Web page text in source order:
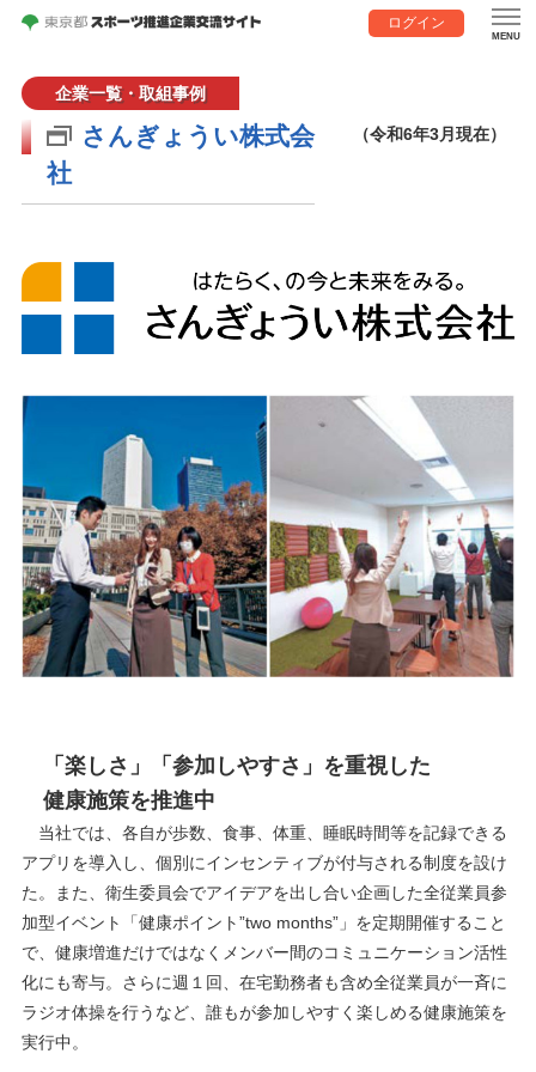
ログイン
企業一覧・取組事例
さんぎょうい株式会
社
（令和6年3月現在）
「楽しさ」「参加しやすさ」を重視した
健康施策を推進中
当社では、各自が歩数、食事、体重、睡眠時間等を記録できる
アプリを導入し、個別にインセンティブが付与される制度を設け
た。また、衛生委員会でアイデアを出し合い企画した全従業員参
加型イベント「健康ポイント”two months”」を定期開催すること
で、健康増進だけではなくメンバー間のコミュニケーション活性
化にも寄与。さらに週１回、在宅勤務者も含め全従業員が一斉に
ラジオ体操を行うなど、誰もが参加しやすく楽しめる健康施策を
実行中。